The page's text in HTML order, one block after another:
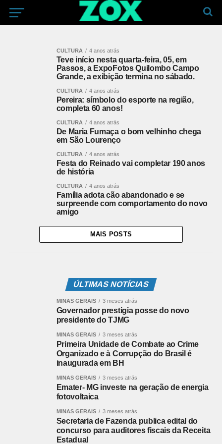
CULTURA 4 anos atrás
Teve início nesta quarta-feira, 05, em
Passos, a ExpoFotos Quilombo Campo
Grande, a exibição termina no sábado.
CULTURA 4 anos atrás
Pereira: símbolo do esporte na região,
completa 60 anos!
CULTURA 4 anos atrás
De Maria Fumaça o bom velhinho chega
em São Lourenço
CULTURA 4 anos atrás
Festa do Reinado vai completar 190 anos
de história
CULTURA 4 anos atrás
Família adota cão abandonado e se
surpreende com comportamento do novo
amigo
MAIS POSTS
ÚLTIMAS NOTÍCIAS
MINAS GERAIS 3 meses atrás
Governador prestigia posse do novo
presidente do TJMG
MINAS GERAIS 3 meses atrás
Primeira Unidade de Combate ao Crime
Organizado e à Corrupção do Brasil é
inaugurada em BH
MINAS GERAIS 3 meses atrás
Emater- MG investe na geração de energia
fotovoltaica
MINAS GERAIS 3 meses atrás
Secretaria de Fazenda publica edital do
concurso para auditores fiscais da Receita
Estadual